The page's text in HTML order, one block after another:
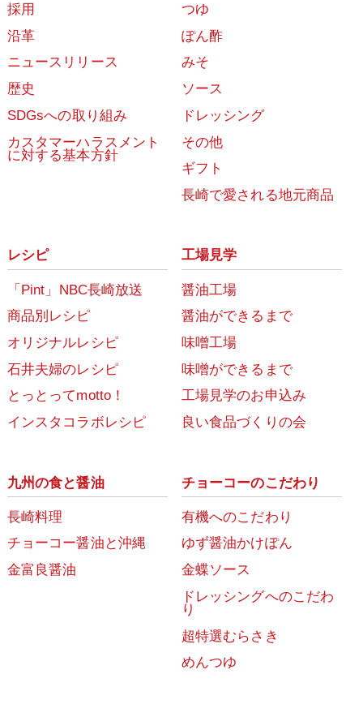
採用
沿革
ニュースリリース
歴史
SDGsへの取り組み
カスタマーハラスメント
に対する基本方針
つゆ
ぽん酢
みそ
ソース
ドレッシング
その他
ギフト
長崎で愛される地元商品
レシピ
「Pint」NBC長崎放送
商品別レシピ
オリジナルレシピ
石井夫婦のレシピ
とっとってmotto！
インスタコラボレシピ
工場見学
醤油工場
醤油ができるまで
味噌工場
味噌ができるまで
工場見学のお申込み
良い食品づくりの会
九州の食と醤油
長崎料理
チョーコー醤油と沖縄
金富良醤油
チョーコーのこだわり
有機へのこだわり
ゆず醤油かけぽん
金蝶ソース
ドレッシングへのこだわ
り
超特選むらさき
めんつゆ